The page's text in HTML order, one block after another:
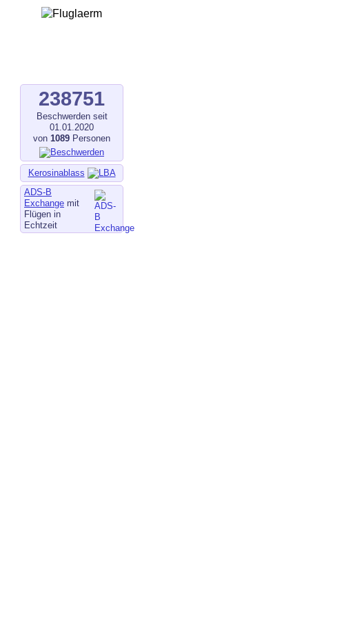
238751
Beschwerden seit
01.01.2020
von 1089 Personen
Kerosinablass
ADS-B
Exchange mit
Flügen in
Echtzeit